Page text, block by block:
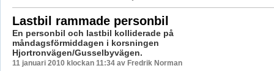
Lastbil rammade personbil
En personbil och lastbil kolliderade på
måndagsförmiddagen i korsningen
Hjortronvägen/Gusselbyvägen.
11 januari 2010 klockan 11:34 av Fredrik Norman